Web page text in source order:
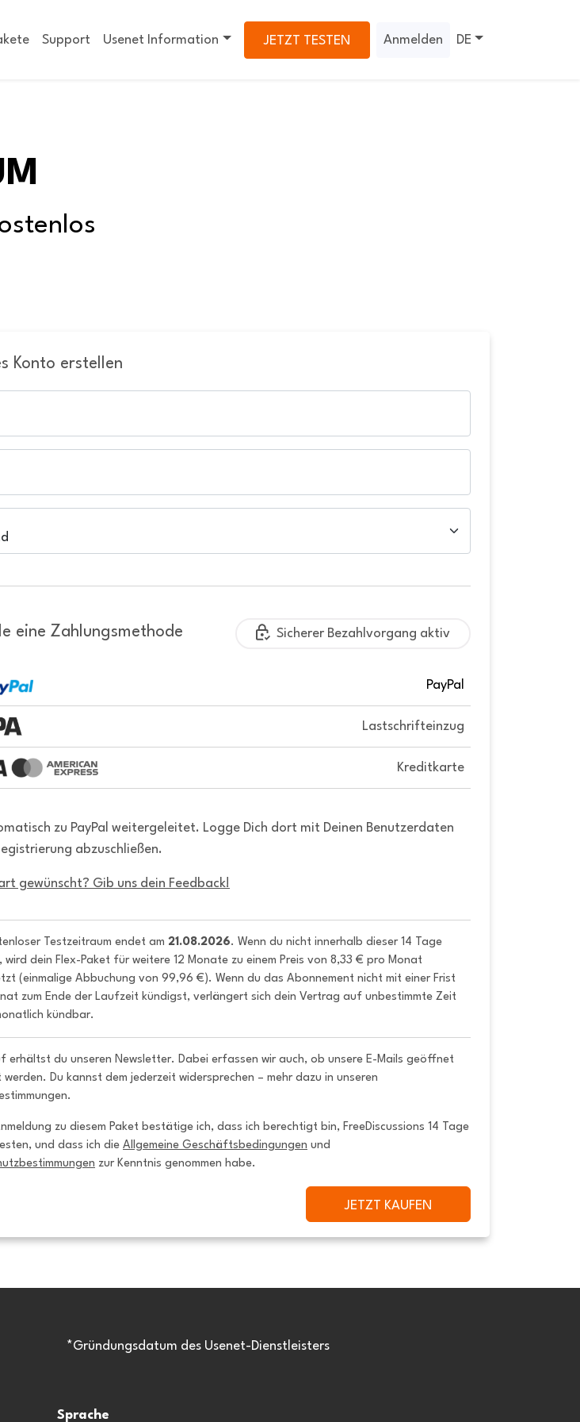
Support Usenet Information JETZT TESTEN Anmelden DE
Konto erstellen
eine Zahlungsmethode Sicherer Bezahlvorgang aktiv
PayPal
Lastschrifteinzug
Kreditkarte
zu PayPal weitergeleitet. Logge Dich dort mit Deinen Benutzerdaten
abzuschließen.
gewünscht? Gib uns dein Feedback!
Testzeitraum endet am 21.08.2026. Wenn du nicht innerhalb dieser 14 Tage
wird dein Flex-Paket für weitere 12 Monate zu einem Preis von 8,33 € pro Monat
(einmalige Abbuchung von 99,96 €). Wenn du das Abonnement nicht mit einer Frist
zum Ende der Laufzeit kündigst, verlängert sich dein Vertrag auf unbestimmte Zeit
kündbar.
erhältst du unseren Newsletter. Dabei erfassen wir auch, ob unsere E-Mails geöffnet
Du kannst dem jederzeit widersprechen – mehr dazu in unseren
zu diesem Paket bestätige ich, dass ich berechtigt bin, FreeDiscussions 14 Tage
und dass ich die Allgemeine Geschäftsbedingungen
zur Kenntnis genommen habe.
JETZT KAUFEN
*Gründungsdatum des Usenet-Dienstleisters
Sprache